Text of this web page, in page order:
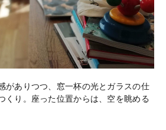
がありつつ、窓一杯の光とガラスの仕
くり。座った位置からは、空を眺める